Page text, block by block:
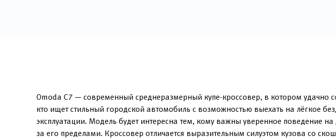
Omoda C7 — современный среднеразмерный купе-кроссовер, в котором удачно
кто ищет стильный городской автомобиль с возможностью выехать на лёгкое
эксплуатации. Модель будет интересна тем, кому важны уверенное поведение
за его пределами. Кроссовер отличается выразительным силуэтом кузова со